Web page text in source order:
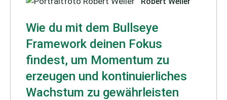
Wie du mit dem Bullseye
Framework deinen Fokus
findest, um Momentum zu
erzeugen und kontinuierliches
Wachstum zu gewährleisten